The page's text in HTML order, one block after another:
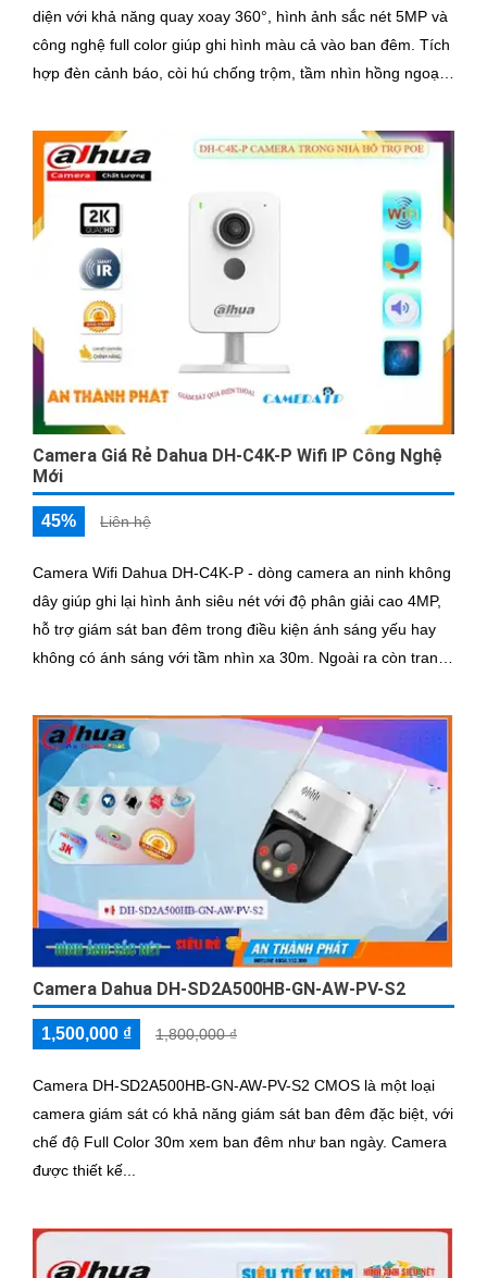
diện với khả năng quay xoay 360°, hình ảnh sắc nét 5MP và
công nghệ full color giúp ghi hình màu cả vào ban đêm. Tích
hợp đèn cảnh báo, còi hú chống trộm, tầm nhìn hồng ngoại
camera hoạt động ổn định trong mọi điều kiện
Camera Giá Rẻ Dahua DH-C4K-P Wifi IP Công Nghệ
Mới
45% Liên hệ
Camera Wifi Dahua DH-C4K-P - dòng camera an ninh không
dây giúp ghi lại hình ảnh siêu nét với độ phân giải cao 4MP,
hỗ trợ giám sát ban đêm trong điều kiện ánh sáng yếu hay
không có ánh sáng với tầm nhìn xa 30m. Ngoài ra còn trang
xácCamera quan sát đặc biệt với lưu trữ dữ liệu tại chỗ qua
khe cắm thẻ nhớ Micro SD, IP không dây, tích hợp chức
năng chống cảnh báo chuyển động giả bằng motion
detection và nhận dạng người
Camera Dahua DH-SD2A500HB-GN-AW-PV-S2
1,500,000 ₫ 1,800,000 ₫
Camera DH-SD2A500HB-GN-AW-PV-S2 CMOS là một loại
camera giám sát có khả năng giám sát ban đêm đặc biệt, với
chế độ Full Color 30m xem ban đêm như ban ngày. Camera
được thiết kế...